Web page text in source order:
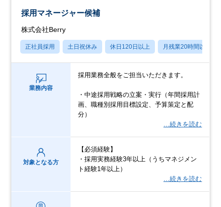
採用マネージャー候補
株式会社Berry
正社員採用 土日祝休み 休日120日以上 月残業20時間以内
業務内容
採用業務全般をご担当いただきます。
・中途採用戦略の立案・実行（年間採用計
画、職種別採用目標設定、予算策定と配
分）
…続きを読む
対象となる方
【必須経験】
・採用実務経験3年以上（うちマネジメン
ト経験1年以上）
…続きを読む